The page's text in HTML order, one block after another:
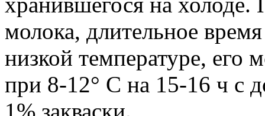
молока, длительное
низкой температуре, его
при 8-12° С на 15-16 ч с
1% закваски.